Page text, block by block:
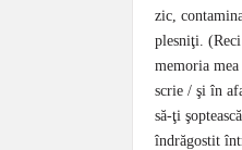
zic,
plesniţi.
memoria mea
scrie / şi în
să-ţi
îndrăgostit